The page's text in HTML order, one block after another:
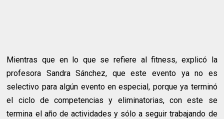
Mientras que en lo que se refiere al fitness, explicó la
profesora Sandra Sánchez, que este evento ya no es
selectivo para algún evento en especial, porque ya terminó
el ciclo de competencias y eliminatorias, con este se
termina el año de actividades y sólo a seguir trabajando de